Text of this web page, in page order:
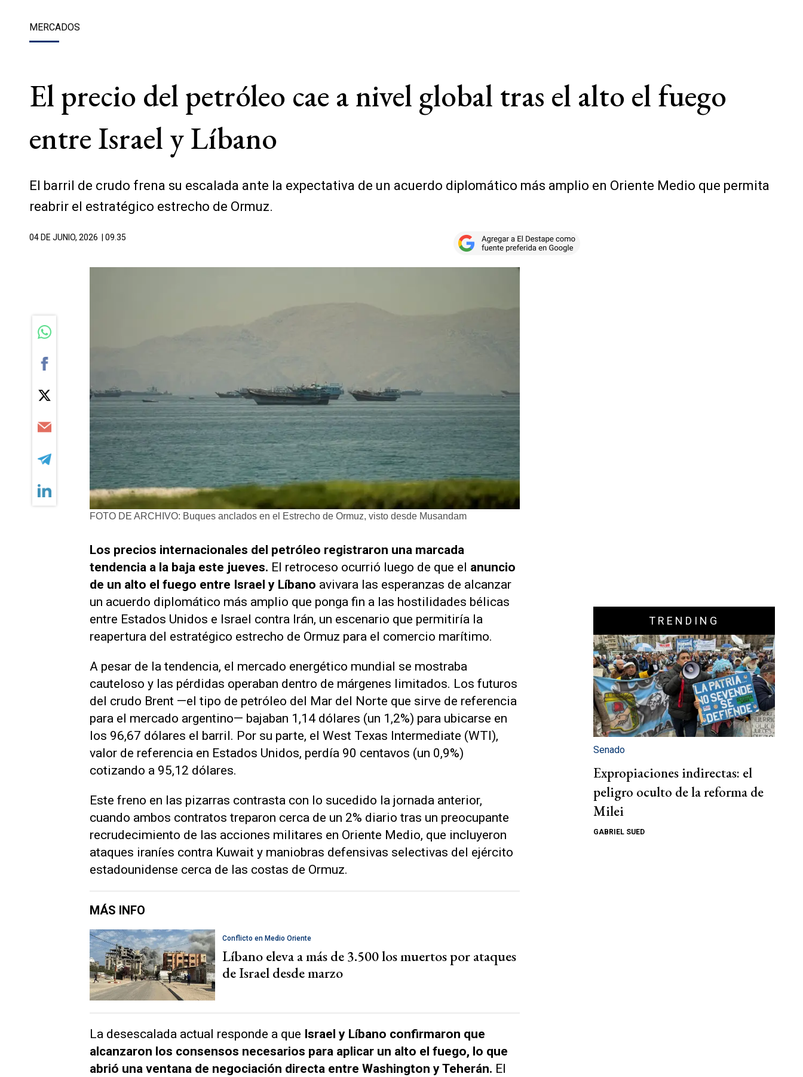
MERCADOS
El precio del petróleo cae a nivel global tras el alto el fuego
entre Israel y Líbano
El barril de crudo frena su escalada ante la expectativa de un acuerdo diplomático más amplio en Oriente Medio que permita
reabrir el estratégico estrecho de Ormuz.
04 DE JUNIO, 2026 | 09.35
FOTO DE ARCHIVO: Buques anclados en el Estrecho de Ormuz, visto desde Musandam
Los precios internacionales del petróleo registraron una marcada
tendencia a la baja este jueves. El retroceso ocurrió luego de que el anuncio
de un alto el fuego entre Israel y Líbano avivara las esperanzas de alcanzar
un acuerdo diplomático más amplio que ponga fin a las hostilidades bélicas
entre Estados Unidos e Israel contra Irán, un escenario que permitiría la
reapertura del estratégico estrecho de Ormuz para el comercio marítimo.
A pesar de la tendencia, el mercado energético mundial se mostraba
cauteloso y las pérdidas operaban dentro de márgenes limitados. Los futuros
del crudo Brent —el tipo de petróleo del Mar del Norte que sirve de referencia
para el mercado argentino— bajaban 1,14 dólares (un 1,2%) para ubicarse en
los 96,67 dólares el barril. Por su parte, el West Texas Intermediate (WTI),
valor de referencia en Estados Unidos, perdía 90 centavos (un 0,9%)
cotizando a 95,12 dólares.
Este freno en las pizarras contrasta con lo sucedido la jornada anterior,
cuando ambos contratos treparon cerca de un 2% diario tras un preocupante
recrudecimiento de las acciones militares en Oriente Medio, que incluyeron
ataques iraníes contra Kuwait y maniobras defensivas selectivas del ejército
estadounidense cerca de las costas de Ormuz.
MÁS INFO
Conflicto en Medio Oriente
Líbano eleva a más de 3.500 los muertos por ataques
de Israel desde marzo
La desescalada actual responde a que Israel y Líbano confirmaron que
alcanzaron los consensos necesarios para aplicar un alto el fuego, lo que
abrió una ventana de negociación directa entre Washington y Teherán. El
TRENDING
Senado
Expropiaciones indirectas: el
peligro oculto de la reforma de
Milei
GABRIEL SUED